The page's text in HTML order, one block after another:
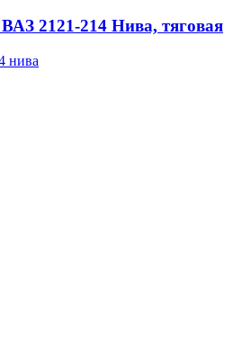
2121-214 Нива, тяговая
нива